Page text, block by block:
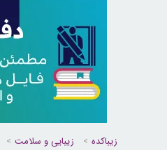
زیباکده زیبایی و سلامت